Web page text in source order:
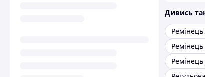
Дивись